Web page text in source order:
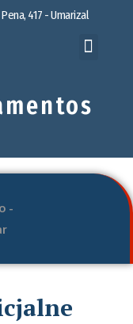
417 - Umarizal